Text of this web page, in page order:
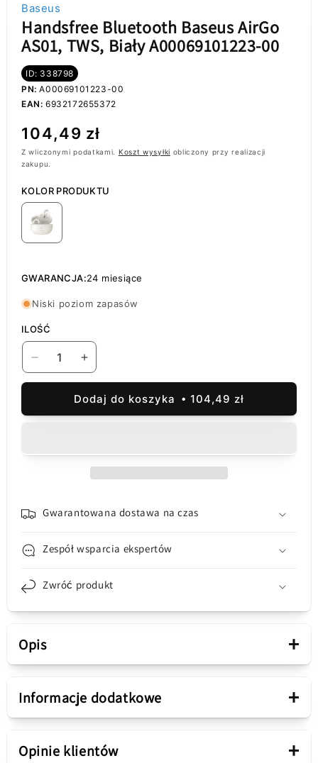
Baseus
Handsfree Bluetooth Baseus AirGo
AS01, TWS, Biały A00069101223-00
ID: 338798
PN: A00069101223-00
EAN: 6932172655372
Cena
regularna
104,49 zł
Z wliczonymi podatkami. Koszt wysyłki obliczony przy realizacji
zakupu.
KOLOR PRODUKTU
GWARANCJA:24 miesiące
Niski poziom zapasów
ILOŚĆ
Zmniejsz
Handsfree
AirGo
A00069101223-
Zwiększ
dla
Handsfree
AirGo
AS01,
TWS,
A00069101223-
Dodaj do koszyka 104,49 zł
Gwarantowana dostawa na czas
Zespół wsparcia ekspertów
Zwróć produkt
Opis +
Informacje dodatkowe +
Zestaw głośnomówiący
Opinie klientów +